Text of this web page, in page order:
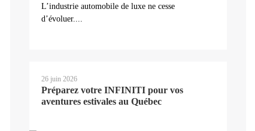
L’industrie automobile de luxe ne cesse
d’évoluer....
26 juin 2026
Préparez votre INFINITI pour vos
aventures estivales au Québec